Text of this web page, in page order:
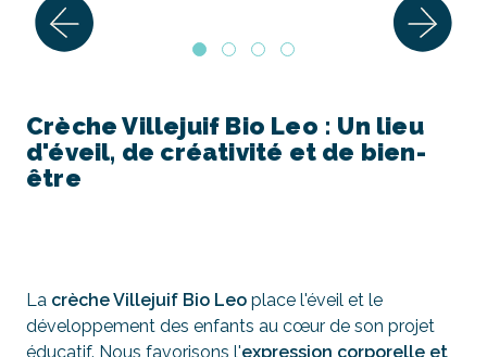
Crèche Villejuif Bio Leo : Un lieu
d'éveil, de créativité et de bien-
être
La crèche Villejuif Bio Leo place l'éveil et le
développement des enfants au cœur de son projet
éducatif. Nous favorisons l'expression corporelle et